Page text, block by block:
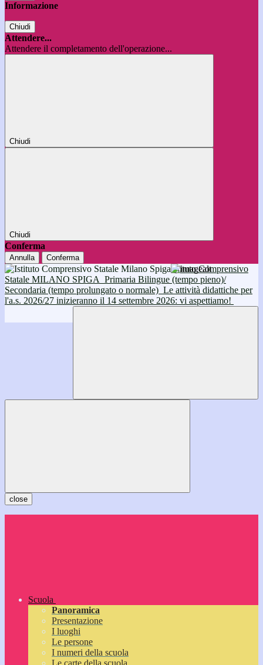
Informazione
Chiudi
Attendere...
Attendere il completamento dell'operazione...
Chiudi
Chiudi
Conferma
Annulla Conferma
Istituto Comprensivo
Statale MILANO SPIGA Primaria Bilingue (tempo pieno)/
Secondaria (tempo prolungato o normale) Le attività didattiche per
l'a.s. 2026/27 inizieranno il 14 settembre 2026: vi aspettiamo!
close
Scuola
Panoramica
Presentazione
I luoghi
Le persone
I numeri della scuola